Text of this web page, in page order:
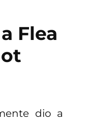
Flea
dio a